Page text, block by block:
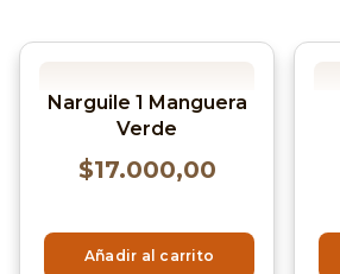
Narguile 1 Manguera
Verde
$17.000,00
Añadir al carrito